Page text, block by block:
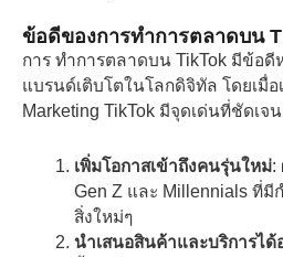
ข้อดีของการทำการตลาดบน
การ ทำการตลาดบน TikTok มีข้อดี
แบรนด์เติบโตในโลกดิจิทัล โดยเมื่
Marketing TikTok มีจุดเด่นที่ชัดเจ
เพิ่มโอกาสเข้าถึงคนรุ่นใหม่:
Gen Z และ Millennials ที่
สิ่งใหม่ๆ
นำเสนอสินค้าและบริการได้